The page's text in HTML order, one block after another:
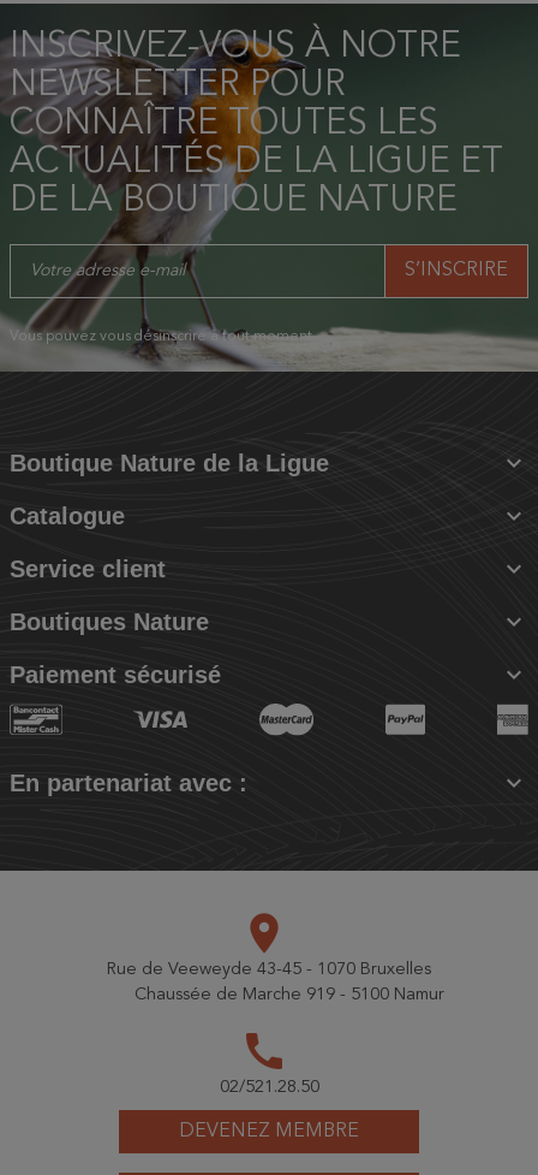
INSCRIVEZ-VOUS À NOTRE
NEWSLETTER POUR
CONNAÎTRE TOUTES LES
ACTUALITÉS DE LA LIGUE ET
DE LA BOUTIQUE NATURE
Vous pouvez vous désinscrire à tout moment.
Boutique Nature de la Ligue 
Catalogue 
Service client 
Boutiques Nature 
Paiement sécurisé 
En partenariat avec : 
DEVENEZ MEMBRE
place
Rue de Veeweyde 43-45 - 1070 Bruxelles
Chaussée de Marche 919 - 5100 Namur
call
02/521.28.50